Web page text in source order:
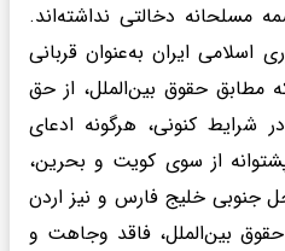
مسلحانه دخالتی نداشته‌اند.
ایران به‌عنوان قربانی
مطابق حقوق بین‌الملل، از حق
شرایط کنونی، هرگونه ادعای
از سوی کویت و بحرین،
جنوبی خلیج فارس و نیز اردن
حقوق بین‌الملل، فاقد وجاهت و